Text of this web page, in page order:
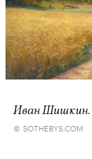
Иван Шишкин.
© SOTHEBYS.COM